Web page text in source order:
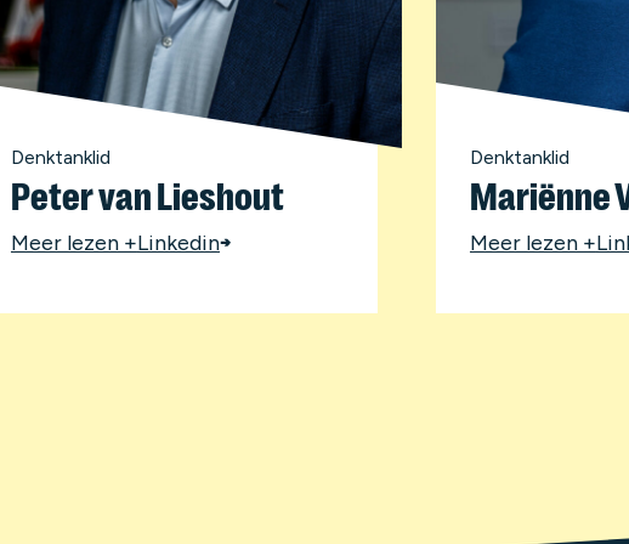
Denktanklid
Peter van Lieshout
Meer lezen +Linkedin
Denktanklid
Mariënne
Meer lezen +